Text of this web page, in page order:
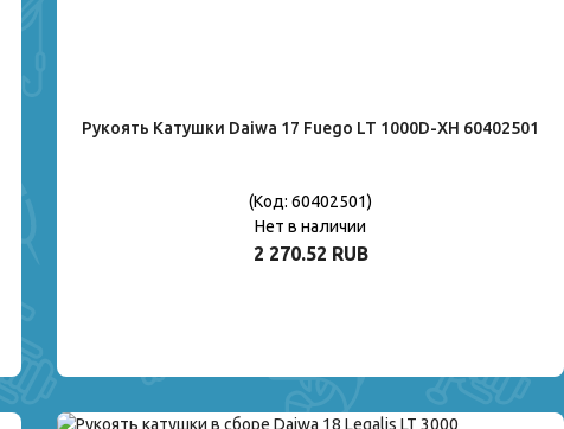
Рукоять Катушки Daiwa 17 Fuego LT 1000D-XH 60402501
(Код: 60402501)
Нет в наличии
2 270.52 RUB